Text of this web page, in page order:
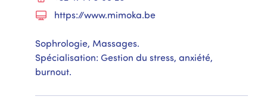
https://www.mimoka.be
Sophrologie, Massages.
Spécialisation: Gestion du stress, anxiété,
burnout.